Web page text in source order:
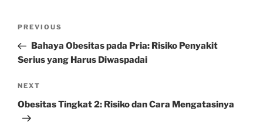
Previous
Post
PREVIOUS
Bahaya Obesitas pada Pria: Risiko Penyakit
Serius yang Harus Diwaspadai
Next
Post
NEXT
Obesitas Tingkat 2: Risiko dan Cara Mengatasinya